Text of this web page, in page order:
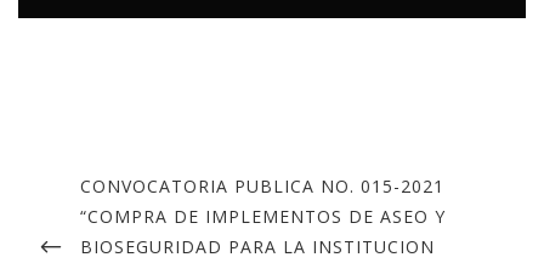
CONVOCATORIA PUBLICA NO. 015-2021
“COMPRA DE IMPLEMENTOS DE ASEO Y
BIOSEGURIDAD PARA LA INSTITUCION